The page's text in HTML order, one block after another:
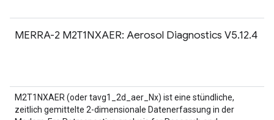
MERRA-2 M2T1NXAER: Aerosol Diagnostics V5.12.4
M2T1NXAER (oder tavg1_2d_aer_Nx) ist eine stündliche,
zeitlich gemittelte 2-dimensionale Datenerfassung in der